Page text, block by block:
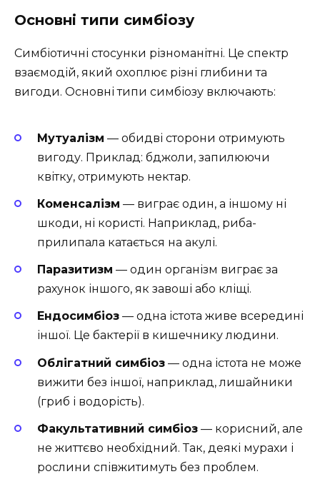
Основні типи симбіозу
Симбіотичні стосунки різноманітні. Це спектр
взаємодій, який охоплює різні глибини та
вигоди. Основні типи симбіозу включають:
Мутуалізм — обидві сторони отримують
вигоду. Приклад: бджоли, запилюючи
квітку, отримують нектар.
Коменсалізм — виграє один, а іншому ні
шкоди, ні користі. Наприклад, риба-
прилипала катається на акулі.
Паразитизм — один організм виграє за
рахунок іншого, як завоші або кліщі.
Ендосимбіоз — одна істота живе всередині
іншої. Це бактерії в кишечнику людини.
Облігатний симбіоз — одна істота не може
вижити без іншої, наприклад, лишайники
(гриб і водорість).
Факультативний симбіоз — корисний, але
не життєво необхідний. Так, деякі мурахи і
рослини співжитимуть без проблем.